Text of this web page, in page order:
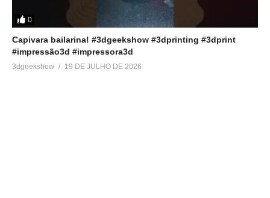
0
Capivara bailarina! #3dgeekshow #3dprinting #3dprint
#impressão3d #impressora3d
3dgeekshow 19 DE JULHO DE 2026